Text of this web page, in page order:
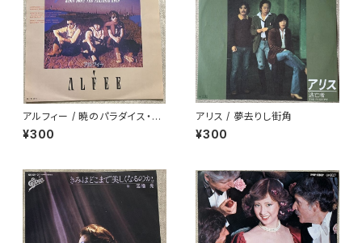
アルフィー / 暁のパラダイス・ロ
ード
¥300
アリス / 夢去りし街角
¥300